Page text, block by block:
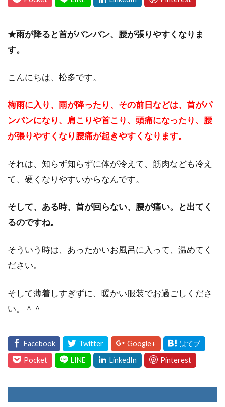
★雨が降ると首がパンパン、腰が張りやすくなりま
す。
こんにちは、松多です。
梅雨に入り、雨が降ったり、その前日などは、首がパ
ンパンになり、肩こりや首こり、頭痛になったり、腰
が張りやすくなり腰痛が起きやすくなります。
それは、知らず知らずに体が冷えて、筋肉なども冷え
て、硬くなりやすいからなんです。
そして、ある時、首が回らない、腰が痛い。と出てく
るのですね。
そういう時は、あったかいお風呂に入って、温めてく
ださい。
そして薄着しすぎずに、暖かい服装でお過ごしくださ
い。＾＾